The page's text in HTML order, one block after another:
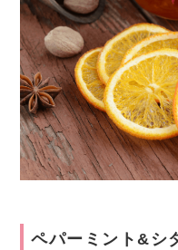
ペパーミント&シ